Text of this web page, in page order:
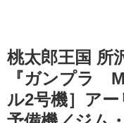
桃太郎王国 所
『ガンプラ
ル2号機］ア